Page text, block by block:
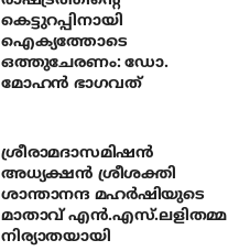
കെട്ടുറപ്പിനായി
ഐക്യത്തോടെ
ഒത്തുചേരണം: ഡോ.
മോഹന്‍ ഭാഗവത്
ശ്രീരാമദാസമിഷന്‍
അധ്യക്ഷന്‍ ശ്രീശക്തി
ശാന്താനന്ദ മഹര്‍ഷിയുടെ
മാതാവ് എന്‍.എസ്.ലളിതമ്മ
നിര്യാതയായി